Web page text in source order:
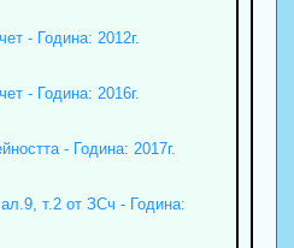
- Година: 2012г.
- Година: 2016г.
- Година: 2017г.
т.2 от ЗСч - Година: